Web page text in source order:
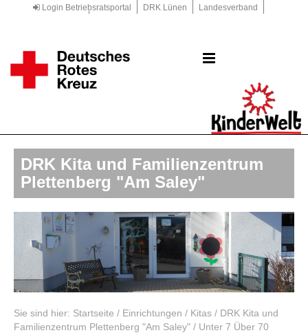
Login Betriebsratsportal DRK Lünen
Landesverband
DRK Kita und Familienzentrum
Plettenberg "Am Saley"
Sie sind hier: Startseite / Einrichtungen / Kitas / DRK Kita und
Familienzentrum Plettenberg "Am Saley" / Unter 7 Über 70